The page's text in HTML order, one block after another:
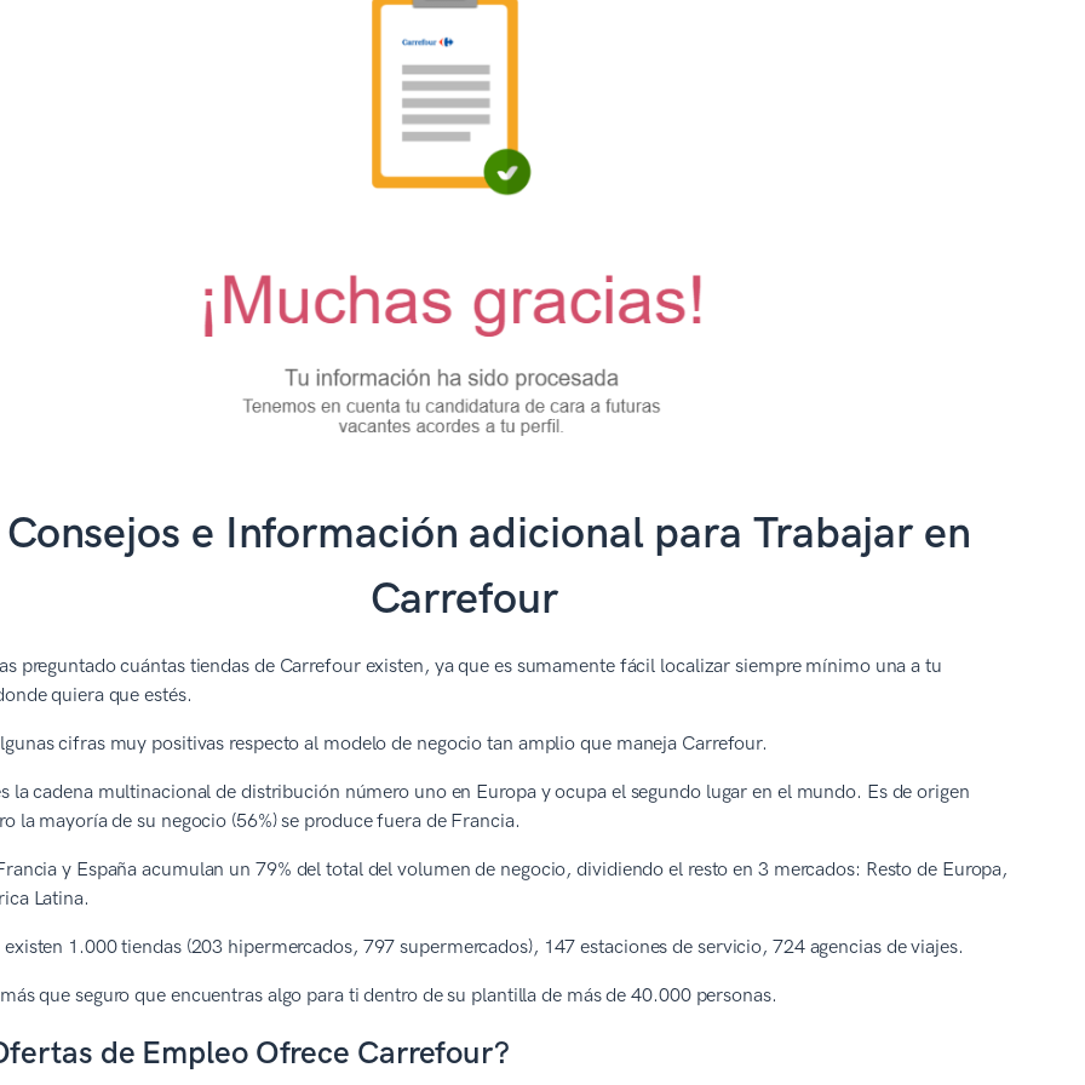
e Información adicional para Trabajar en
Carrefour
preguntado cuántas tiendas de Carrefour existen, ya que es sumamente fácil localizar siempre mínimo una a tu
quiera que estés.
cifras muy positivas respecto al modelo de negocio tan amplio que maneja Carrefour.
la cadena multinacional de distribución número uno en Europa y ocupa el segundo lugar en el mundo. Es de origen
la mayoría de su negocio (56%) se produce fuera de Francia.
y España acumulan un 79% del total del volumen de negocio, dividiendo el resto en 3 mercados: Resto de Europa,
Latina.
existen 1.000 tiendas (203 hipermercados, 797 supermercados), 147 estaciones de servicio, 724 agencias de viajes.
que seguro que encuentras algo para ti dentro de su plantilla de más de 40.000 personas.
de Empleo Ofrece Carrefour?